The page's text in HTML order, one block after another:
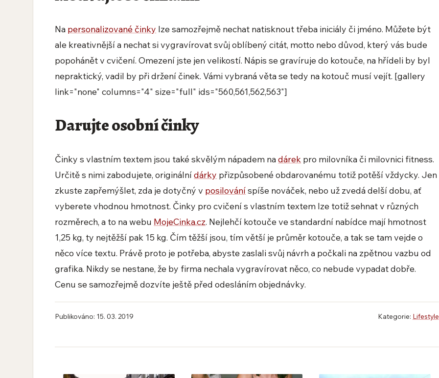
Na personalizované činky lze samozřejmě nechat natisknout třeba iniciály či jméno. Můžete být
ale kreativnější a nechat si vygravírovat svůj oblíbený citát, motto nebo důvod, který vás bude
popohánět v cvičení. Omezení jste jen velikostí. Nápis se gravíruje do kotouče, na hřídeli by byl
nepraktický, vadil by při držení činek. Vámi vybraná věta se tedy na kotouč musí vejít. [gallery
link="none" columns="4" size="full" ids="560,561,562,563"]
Darujte osobní činky
Činky s vlastním textem jsou také skvělým nápadem nadárek pro milovníka či milovnici fitness.
Určitě s nimi zabodujete, originálnídárky přizpůsobené obdarovanému totiž potěší vždycky. Jen
zkuste zapřemýšlet, zda je dotyčný v posilováníspíše nováček, nebo už zvedá delší dobu, ať
vyberete vhodnou hmotnost. Činky pro cvičení s vlastním textem lze totiž sehnat v různých
rozměrech, a to na webu MojeCinka.cz. Nejlehčí kotouče ve standardní nabídce mají hmotnost
1,25 kg, ty nejtěžší pak 15 kg. Čím těžší jsou, tím větší je průměr kotouče, a tak se tam vejde o
něco více textu. Právě proto je potřeba, abyste zaslali svůj návrh a počkali na zpětnou vazbu od
grafika. Nikdy se nestane, že by firma nechala vygravírovat něco, co nebude vypadat dobře.
Cenu se samozřejmě dozvíte ještě před odesláním objednávky.
Publikováno: 15. 03. 2019 Kategorie: Lifestyle